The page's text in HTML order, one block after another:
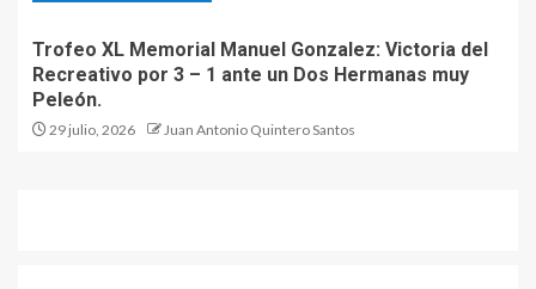
Trofeo XL Memorial Manuel Gonzalez: Victoria del
Recreativo por 3 – 1 ante un Dos Hermanas muy
Peleón.
29 julio, 2026 Juan Antonio Quintero Santos